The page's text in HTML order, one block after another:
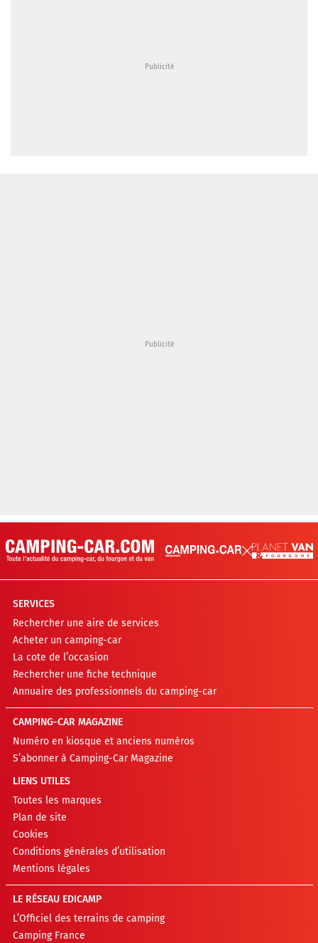
SERVICES
Rechercher une aire de services
Acheter un camping-car
La cote de l’occasion
Rechercher une fiche technique
Annuaire des professionnels du camping-car
CAMPING-CAR MAGAZINE
Numéro en kiosque et anciens numéros
S’abonner à Camping-Car Magazine
LIENS UTILES
Toutes les marques
Plan de site
Cookies
Conditions générales d’utilisation
Mentions légales
LE RÉSEAU EDICAMP
L’Officiel des terrains de camping
Camping France